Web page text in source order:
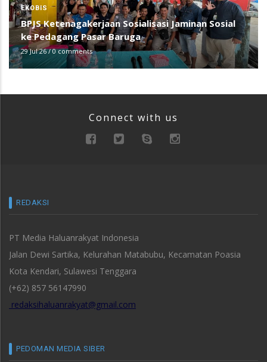
EKOBIS
BPJS Ketenagakerjaan Sosialisasi Jaminan Sosial
ke Pedagang Pasar Baruga
29 Jul 26/0 comments
Connect with us
REDAKSI
PT Media Haluanrakyat Indonesia
Jalan Dewi Sartika, Kelurahan Matabubu, Kecamatan Poasia
Kota Kendari, Sulawesi Tenggara
(+62) 857 56147990
redaksihaluanrakyat@gmail.com
PEDOMAN MEDIA SIBER